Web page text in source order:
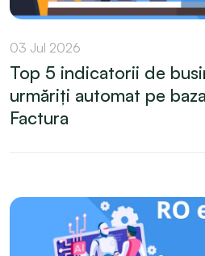
03 Jul 2026
Top 5 indicatorii de
urmăriți automat pe
Factura